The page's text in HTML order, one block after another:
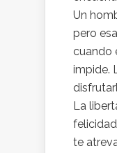
Un
pero
cuando
impide.
La
te